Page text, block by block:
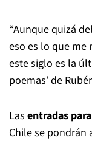
“Aunque quizá
eso es lo que me
este siglo es la
poemas’ de
Las entradas
Chile se pondrán